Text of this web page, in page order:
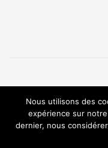
All
Nous utilisons des
expérience sur
dernier, nous